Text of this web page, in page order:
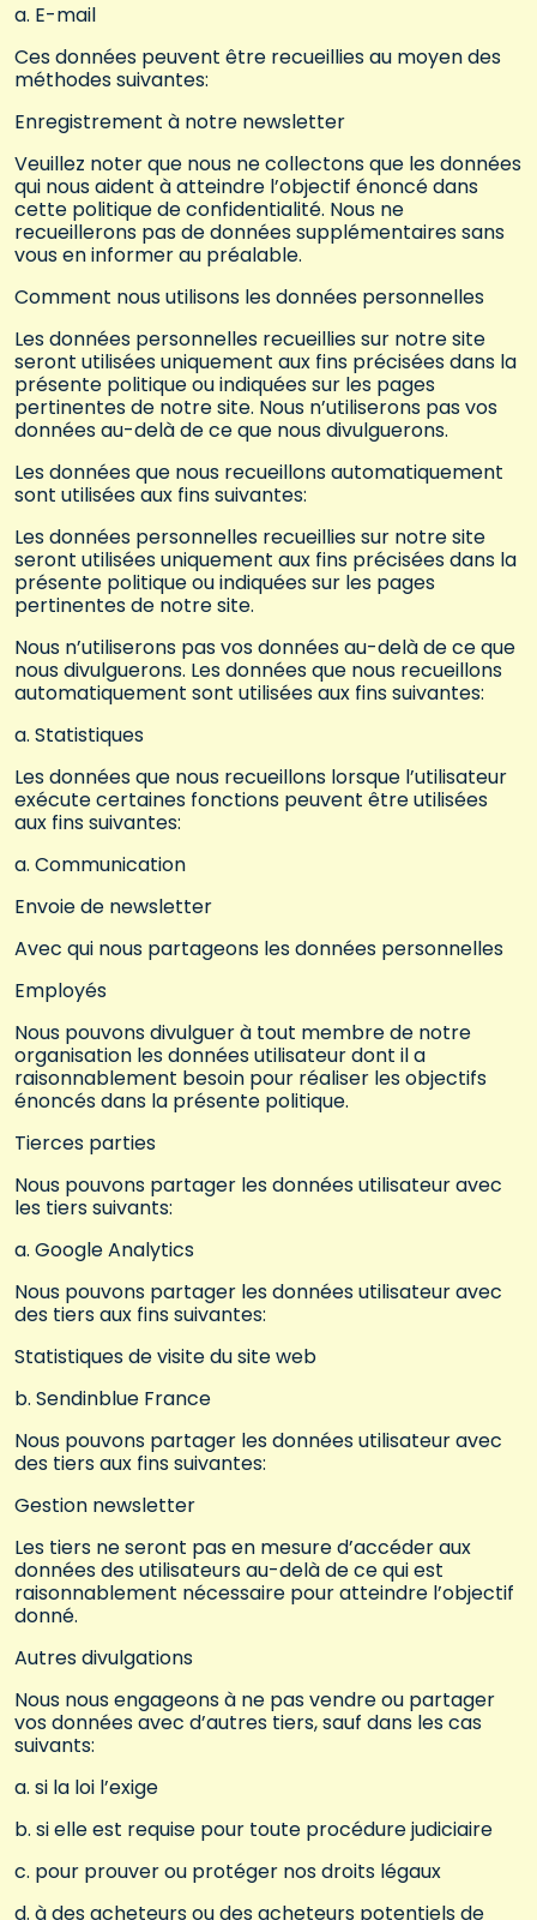
a. E-mail
Ces données peuvent être recueillies au moyen des
méthodes suivantes:
Enregistrement à notre newsletter
Veuillez noter que nous ne collectons que les données
qui nous aident à atteindre l’objectif énoncé dans
cette politique de confidentialité. Nous ne
recueillerons pas de données supplémentaires sans
vous en informer au préalable.
Comment nous utilisons les données personnelles
Les données personnelles recueillies sur notre site
seront utilisées uniquement aux fins précisées dans la
présente politique ou indiquées sur les pages
pertinentes de notre site. Nous n’utiliserons pas vos
données au-delà de ce que nous divulguerons.
Les données que nous recueillons automatiquement
sont utilisées aux fins suivantes:
Les données personnelles recueillies sur notre site
seront utilisées uniquement aux fins précisées dans la
présente politique ou indiquées sur les pages
pertinentes de notre site.
Nous n’utiliserons pas vos données au-delà de ce que
nous divulguerons. Les données que nous recueillons
automatiquement sont utilisées aux fins suivantes:
a. Statistiques
Les données que nous recueillons lorsque l’utilisateur
exécute certaines fonctions peuvent être utilisées
aux fins suivantes:
a. Communication
Envoie de newsletter
Avec qui nous partageons les données personnelles
Employés
Nous pouvons divulguer à tout membre de notre
organisation les données utilisateur dont il a
raisonnablement besoin pour réaliser les objectifs
énoncés dans la présente politique.
Tierces parties
Nous pouvons partager les données utilisateur avec
les tiers suivants:
a. Google Analytics
Nous pouvons partager les données utilisateur avec
des tiers aux fins suivantes:
Statistiques de visite du site web
b. Sendinblue France
Nous pouvons partager les données utilisateur avec
des tiers aux fins suivantes:
Gestion newsletter
Les tiers ne seront pas en mesure d’accéder aux
données des utilisateurs au-delà de ce qui est
raisonnablement nécessaire pour atteindre l’objectif
donné.
Autres divulgations
Nous nous engageons à ne pas vendre ou partager
vos données avec d’autres tiers, sauf dans les cas
suivants:
a. si la loi l’exige
b. si elle est requise pour toute procédure judiciaire
c. pour prouver ou protéger nos droits légaux
d. à des acheteurs ou des acheteurs potentiels de